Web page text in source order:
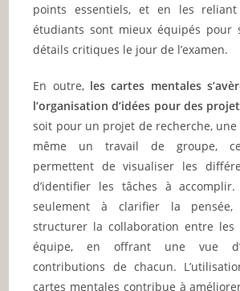
points essentiels, et en les
étudiants sont mieux équipés pour
détails critiques le jour de l’examen.
En outre, les cartes mentales
l’organisation d’idées pour des
soit pour un projet de recherche,
même un travail de groupe,
permettent de visualiser les
d’identifier les tâches à
seulement à clarifier la
structurer la collaboration entre les
équipe, en offrant une vue
contributions de chacun.
cartes mentales contribue à